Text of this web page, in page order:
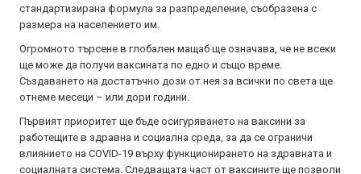
стандартизирана формула за разпределение, съобразена с
размера на населението им.
Огромното търсене в глобален мащаб ще означава, че не всеки
ще може да получи ваксината по едно и също време.
Създаването на достатъчно дози от нея за всички по света ще
отнеме месеци – или дори години.
Първият приоритет ще бъде осигуряването на ваксини за
работещите в здравна и социална среда, за да се ограничи
влиянието на COVID-19 върху функционирането на здравната и
социалната система. Следващата част от ваксините ще позволи